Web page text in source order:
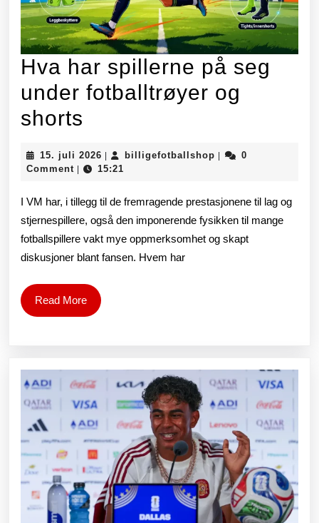
Hva har spillerne på seg
under fotballtrøyer og
shorts
spillerne
på
seg
under
og
shorts
15. juli 2026 15.
juli
| billigefotballshop billigefotballshop
|
0
Comment | 15:21
I VM har, i tillegg til de fremragende prestasjonene til lag og
stjernespillere, også den imponerende fysikken til mange
fotballspillere vakt mye oppmerksomhet og skapt
diskusjoner blant fansen. Hvem har
Read MoreRead
More